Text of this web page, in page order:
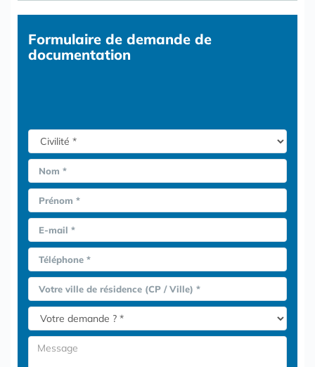
Formulaire de demande de
documentation
Nom *
Prénom *
E-mail *
Téléphone *
Votre ville de résidence (CP / Ville) *